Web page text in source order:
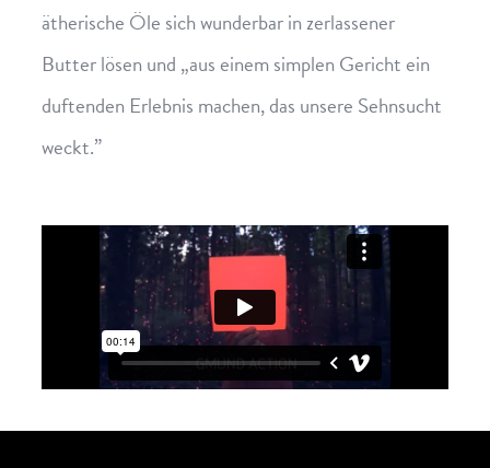
ätherische Öle sich wunderbar in zerlassener
Butter lösen und „aus einem simplen Gericht ein
duftenden Erlebnis machen, das unsere Sehnsucht
weckt.”